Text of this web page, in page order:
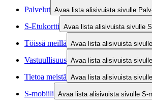
Palvelut Avaa lista alisivuista sivulle
S-Etukortti Avaa lista alisivuista sivulle
Töissä meillä Avaa lista alisivuista
Vastuullisuus Avaa lista alisivuista
Tietoa meistä Avaa lista alisivuista
S-mobiili Avaa lista alisivuista sivulle S-